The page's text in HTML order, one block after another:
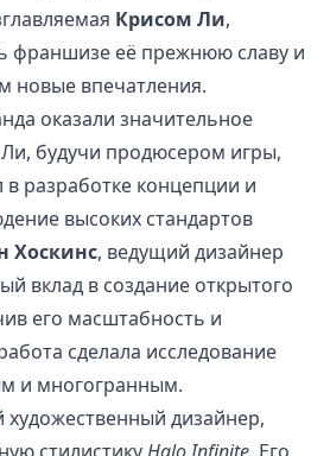
Крисом Ли,
франшизе её прежнюю славу и
новые впечатления.
оказали значительное
будучи продюсером игры,
в разработке концепции и
высоких стандартов
Хоскинс, ведущий дизайнер
вклад в создание открытого
его масштабность и
сделала исследование
и многогранным.
художественный дизайнер,